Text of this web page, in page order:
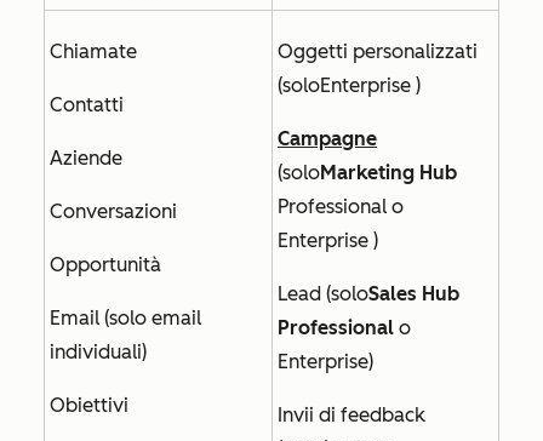
Chiamate
Contatti
Aziende
Conversazioni
Opportunità
Email (solo email
individuali)
Obiettivi
Oggetti personalizzati
(soloEnterprise )
Campagne
(soloMarketing Hub
Professional o
Enterprise )
Lead (soloSales Hub
Professional o
Enterprise)
Invii di feedback